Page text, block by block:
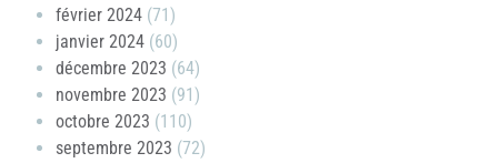
février 2024 (71)
janvier 2024 (60)
décembre 2023 (64)
novembre 2023 (91)
octobre 2023 (110)
septembre 2023 (72)